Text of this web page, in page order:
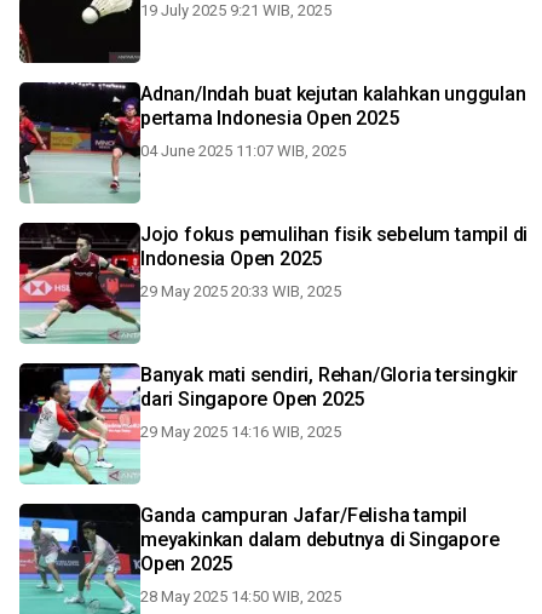
19 July 2025 9:21 WIB, 2025
Adnan/Indah buat kejutan kalahkan unggulan
pertama Indonesia Open 2025
04 June 2025 11:07 WIB, 2025
Jojo fokus pemulihan fisik sebelum tampil di
Indonesia Open 2025
29 May 2025 20:33 WIB, 2025
Banyak mati sendiri, Rehan/Gloria tersingkir
dari Singapore Open 2025
29 May 2025 14:16 WIB, 2025
Ganda campuran Jafar/Felisha tampil
meyakinkan dalam debutnya di Singapore
Open 2025
28 May 2025 14:50 WIB, 2025